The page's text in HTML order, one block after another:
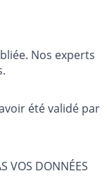
Nos experts
été validé par
VOS DONNÉES